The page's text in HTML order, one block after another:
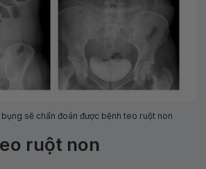
sẽ chẩn đoán được bệnh teo ruột non
ruột non